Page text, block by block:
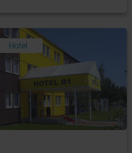
Hotel
Foto: © booking.com